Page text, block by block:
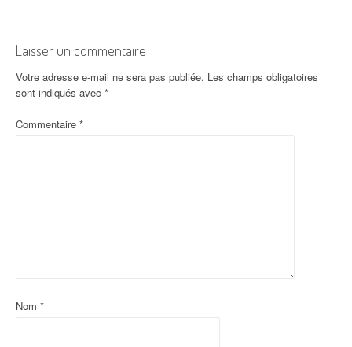
Laisser un commentaire
Votre adresse e-mail ne sera pas publiée. Les champs obligatoires
sont indiqués avec *
Commentaire *
Nom *